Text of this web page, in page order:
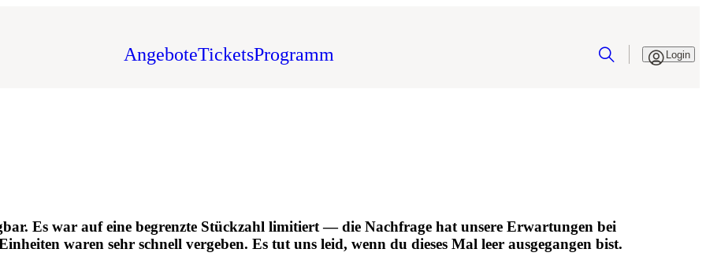
AngeboteTicketsProgramm Login
Es war auf eine begrenzte Stückzahl limitiert — die Nachfrage hat unsere Erwartungen bei
waren sehr schnell vergeben. Es tut uns leid, wenn du dieses Mal leer ausgegangen bist.